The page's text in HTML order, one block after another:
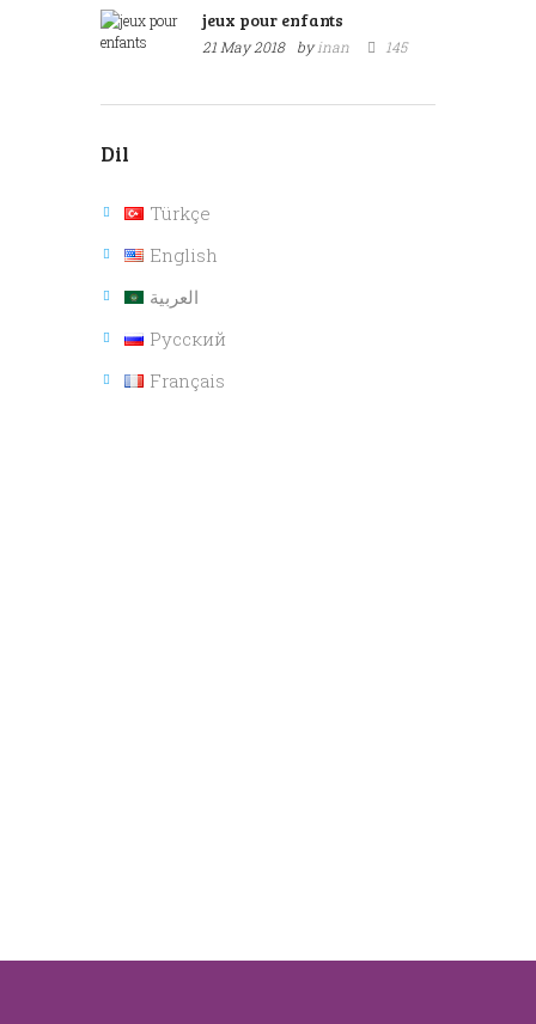
jeux pour enfants
21 May 2018 byinan 145
Dil
Türkçe
English
العربية
Русский
Français